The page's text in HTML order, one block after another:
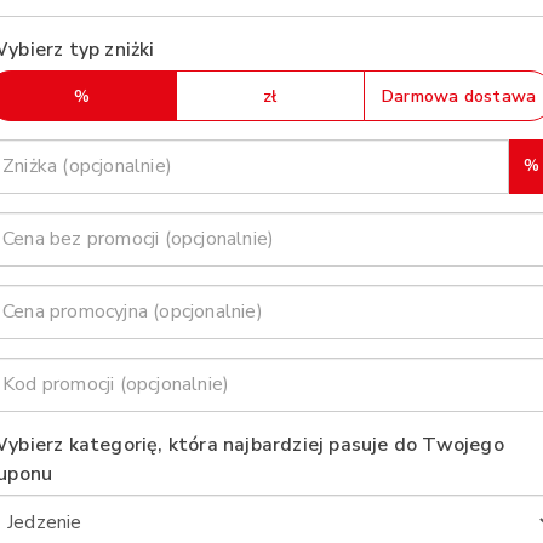
typ zniżki
% zł Darmowa dostawa
%
kategorię, która najbardziej pasuje do Twojego